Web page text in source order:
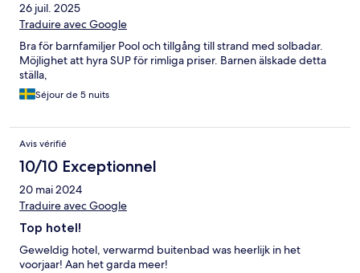
26 juil. 2025
Traduire avec Google
Bra för barnfamiljer Pool och tillgång till strand med solbadar.
Möjlighet att hyra SUP för rimliga priser. Barnen älskade detta
ställa,
Séjour de 5 nuits
Avis vérifié
10/10 Exceptionnel
20 mai 2024
Traduire avec Google
Top hotel!
Geweldig hotel, verwarmd buitenbad was heerlijk in het
voorjaar! Aan het garda meer!